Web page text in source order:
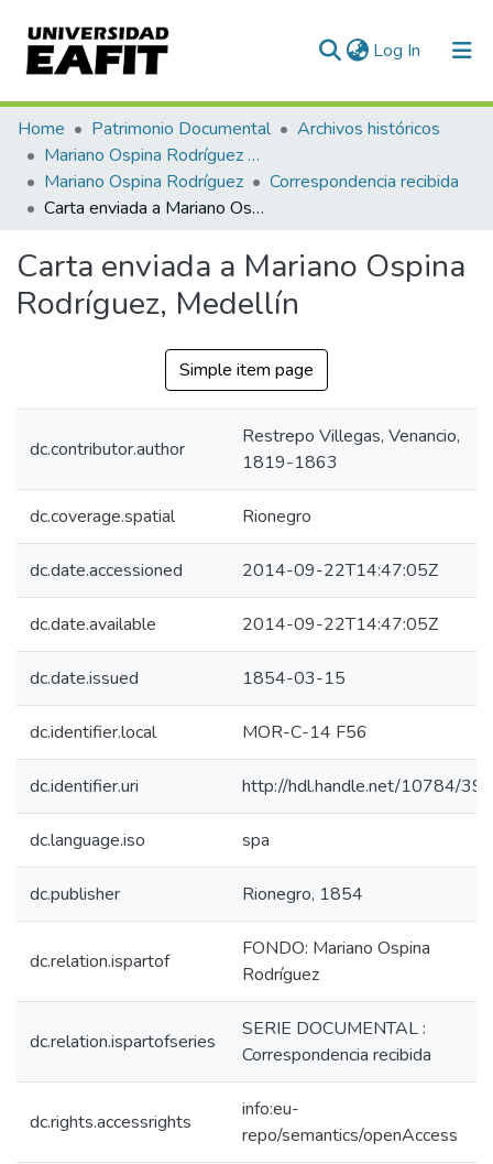
Log In (current)
Communities & Collections
All of DSpace
Statistics
Home Patrimonio Documental
Archivos históricos
Mariano Ospina Rodríguez (1826 -1912)
Mariano Ospina Rodríguez
Correspondencia recibida
Carta enviada a Mariano Ospina Rodríguez, Medellín
Carta enviada a Mariano Ospina
Rodríguez, Medellín
Simple item page
dc.contributor.author
Restrepo Villegas, Venancio,
1819-1863
dc.coverage.spatial Rionegro
dc.date.accessioned 2014-09-22T14:47:05Z
dc.date.available 2014-09-22T14:47:05Z
dc.date.issued 1854-03-15
dc.identifier.local MOR-C-14 F56
dc.identifier.uri http://hdl.handle.net/10784/
dc.language.iso spa
dc.publisher Rionegro, 1854
dc.relation.ispartof
FONDO: Mariano Ospina
Rodríguez
dc.relation.ispartofseries
SERIE DOCUMENTAL :
Correspondencia recibida
dc.rights.accessrights
info:eu-
repo/semantics/openAccess